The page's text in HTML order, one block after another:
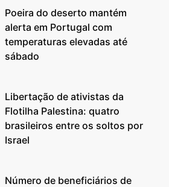
Poeira do deserto mantém
alerta em Portugal com
temperaturas elevadas até
sábado
Libertação de ativistas da
Flotilha Palestina: quatro
brasileiros entre os soltos por
Israel
Número de beneficiários de